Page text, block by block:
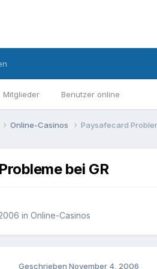
Mitglieder Benutzer online
Online-Casinos Paysafecard
bei GR
in Online-Casinos
Geschrieben November 4, 2006